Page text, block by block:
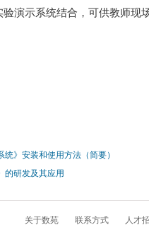
演示系统结合，可供教师现
》安装和使用方法（简要）
的研发及其应用
关于数苑 联系方式
人才